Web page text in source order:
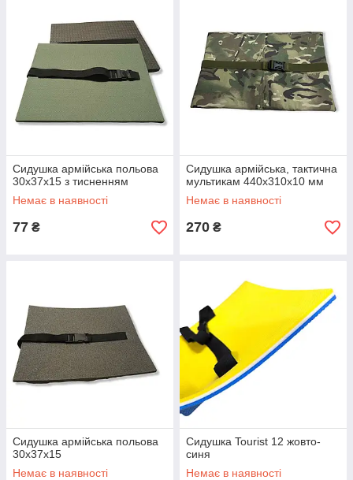
Сидушка армійська польова
30х37х15 з тисненням
Немає в наявності
77 ₴
Сидушка армійська, тактична
мультикам 440х310х10 мм
Немає в наявності
270 ₴
Сидушка армійська польова
30х37х15
Немає в наявності
Сидушка Tourist 12 жовто-
синя
Немає в наявності